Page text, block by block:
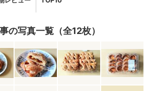
の写真一覧（全12枚）